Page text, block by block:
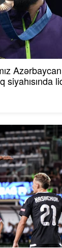
Azərbaycan
siyahısında